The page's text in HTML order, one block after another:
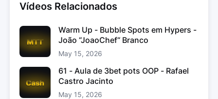
Vídeos Relacionados
Warm Up - Bubble Spots em Hypers -
João “JoaoChef“ Branco
May 15, 2026
61 - Aula de 3bet pots OOP - Rafael
Castro Jacinto
May 15, 2026